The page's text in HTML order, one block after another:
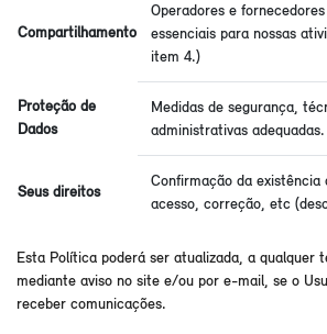
Compartilhamento
Operadores e
essenciais para nossas
item 4.)
Proteção de
Dados
Medidas de segurança,
administrativas
Seus direitos
Confirmação da
acesso, correção, etc
Esta Política poderá ser atualizada, a qualquer
mediante aviso no site e/ou por e-mail, se o
receber comunicações.